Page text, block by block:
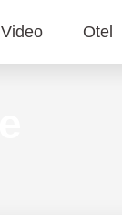
Video Otel